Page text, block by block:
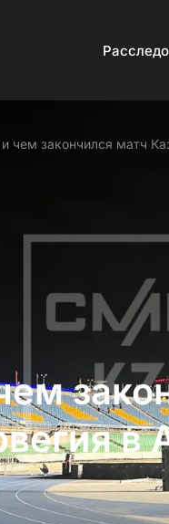
чем закончился матч
в